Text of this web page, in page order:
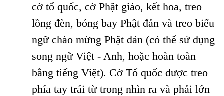
cờ tổ quốc, cờ Phật giáo, kết hoa, treo
lồng đèn, bóng bay Phật đản và treo biểu
ngữ chào mừng Phật đản (có thể sử dụng
song ngữ Việt - Anh, hoặc hoàn toàn
bằng tiếng Việt). Cờ Tổ quốc được treo
phía tay trái từ trong nhìn ra và phải lớn